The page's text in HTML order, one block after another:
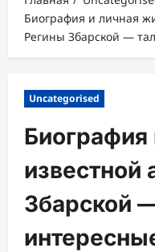
Биография и личная
Регины Збарской —
Uncategorised
Биография
известной
Збарской